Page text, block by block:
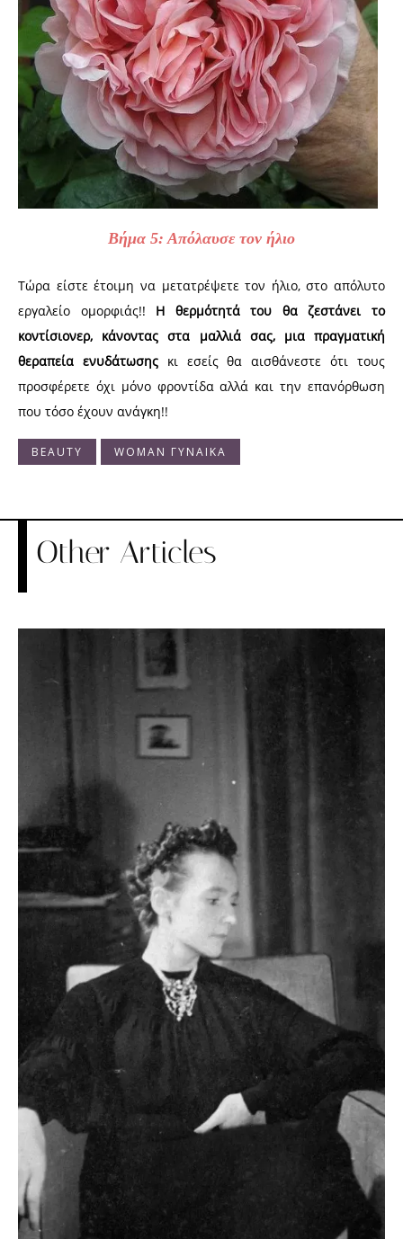
Βήμα 5: Απόλαυσε τον ήλιο
Τώρα είστε έτοιμη να μετατρέψετε τον ήλιο, στο απόλυτο
εργαλείο ομορφιάς!! Η θερμότητά του θα ζεστάνει το
κοντίσιονερ, κάνοντας στα μαλλιά σας, μια πραγματική
θεραπεία ενυδάτωσηςκι εσείς θα αισθάνεστε ότι τους
προσφέρετε όχι μόνο φροντίδα αλλά και την επανόρθωση
που τόσο έχουν ανάγκη!!
BEAUTY WOMAN ΓΥΝΑΙΚΑ
Other Articles